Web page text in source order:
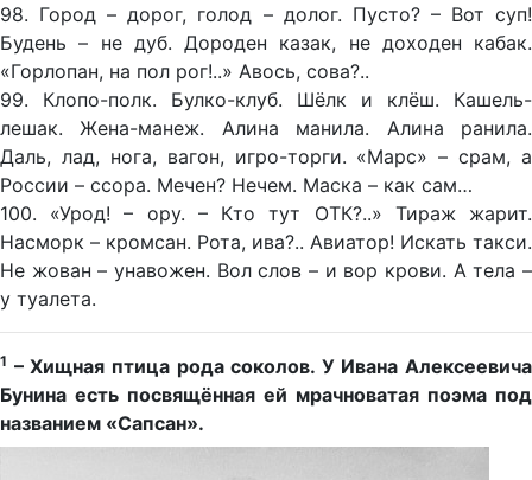
98. Город – дорог, голод – долог. Пусто? – Вот суп!
Будень – не дуб. Дороден казак, не доходен кабак.
«Горлопан, на пол рог!..» Авось, сова?..
99. Клопо-полк. Булко-клуб. Шёлк и клёш. Кашель-
лешак. Жена-манеж. Алина манила. Алина ранила.
Даль, лад, нога, вагон, игро-торги. «Марс» – срам, а
России – ссора. Мечен? Нечем. Маска – как сам…
100. «Урод! – ору. – Кто тут ОТК?..» Тираж жарит.
Насморк – кромсан. Рота, ива?.. Авиатор! Искать такси.
Не жован – унавожен. Вол слов – и вор крови. А тела –
у туалета.
1 – Хищная птица рода соколов. У Ивана Алексеевича
Бунина есть посвящённая ей мрачноватая поэма под
названием «Сапсан».